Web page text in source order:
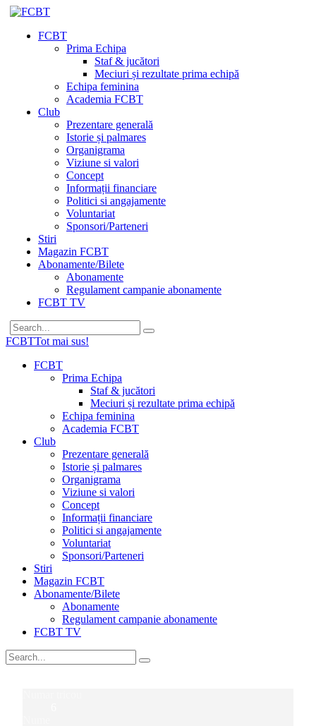
FCBT
Prima Echipa
Staf & jucători
Meciuri și rezultate prima echipă
Echipa feminina
Academia FCBT
Club
Prezentare generală
Istorie și palmares
Organigrama
Viziune si valori
Concept
Informații financiare
Politici si angajamente
Voluntariat
Sponsori/Parteneri
Stiri
Magazin FCBT
Abonamente/Bilete
Abonamente
Regulament campanie abonamente
FCBT TV
FCBTTot mai sus!
FCBT
Prima Echipa
Staf & jucători
Meciuri și rezultate prima echipă
Echipa feminina
Academia FCBT
Club
Prezentare generală
Istorie și palmares
Organigrama
Viziune si valori
Concept
Informații financiare
Politici si angajamente
Voluntariat
Sponsori/Parteneri
Stiri
Magazin FCBT
Abonamente/Bilete
Abonamente
Regulament campanie abonamente
FCBT TV